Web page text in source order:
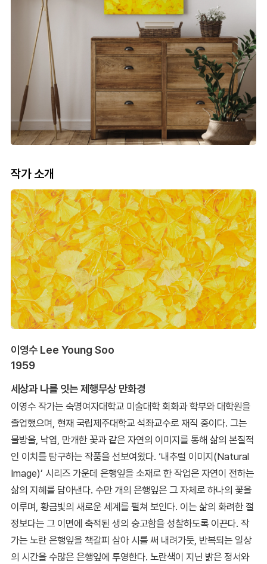
작가 소개
이영수 Lee Young Soo
1959
세상과 나를 잇는 제행무상 만화경
이영수 작가는 숙명여자대학교 미술대학 회화과 학부와 대학원을
졸업했으며, 현재 국립제주대학교 석좌교수로 재직 중이다. 그는
물방울, 낙엽, 만개한 꽃과 같은 자연의 이미지를 통해 삶의 본질적
인 이치를 탐구하는 작품을 선보여왔다. ‘내추럴 이미지(Natural
Image)’ 시리즈 가운데 은행잎을 소재로 한 작업은 자연이 전하는
삶의 지혜를 담아낸다. 수만 개의 은행잎은 그 자체로 하나의 꽃을
이루며, 황금빛의 새로운 세계를 펼쳐 보인다. 이는 삶의 화려한 절
정보다는 그 이면에 축적된 생의 숭고함을 성찰하도록 이끈다. 작
가는 노란 은행잎을 책갈피 삼아 시를 써 내려가듯, 반복되는 일상
의 시간을 수많은 은행잎에 투영한다. 노란색이 지닌 밝은 정서와